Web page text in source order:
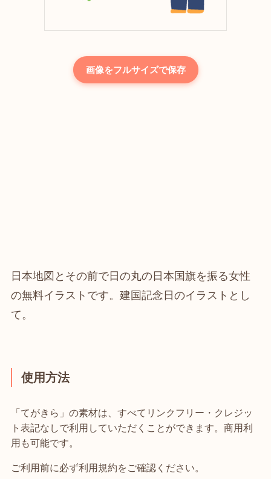
画像をフルサイズで保存
日本地図とその前で日の丸の日本国旗を振る女性
の無料イラストです。建国記念日のイラストとし
て。
使用方法
「てがきら」の素材は、すべてリンクフリー・クレジッ
ト表記なしで利用していただくことができます。商用利
用も可能です。
ご利用前に必ず利用規約をご確認ください。